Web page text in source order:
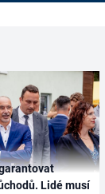
Lidé musí